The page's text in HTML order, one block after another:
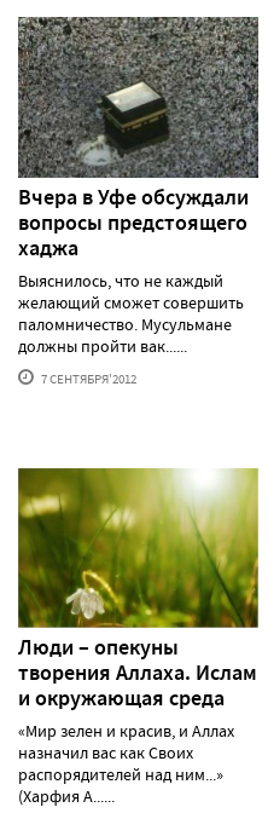
Вчера в Уфе обсуждали
вопросы предстоящего
хаджа
Выяснилось, что не каждый
желающий сможет совершить
паломничество. Мусульмане
должны пройти вак......
7 СЕНТЯБРЯ'2012
Люди – опекуны
творения Аллаха. Ислам
и окружающая среда
«Мир зелен и красив, и Аллах
назначил вас как Своих
распорядителей над ним...»
(Харфия А......